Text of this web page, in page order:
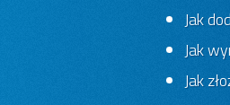
Jak
Jak
Jak